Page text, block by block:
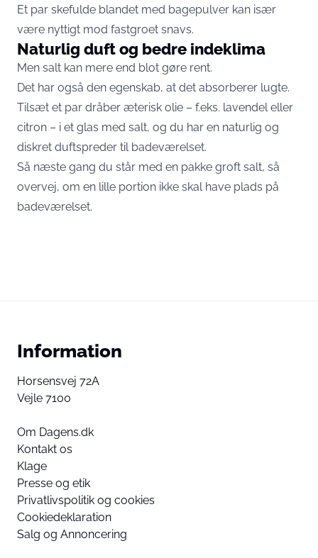
Et par skefulde blandet med bagepulver kan især
være nyttigt mod fastgroet snavs.
Naturlig duft og bedre indeklima
Men salt kan mere end blot gøre rent.
Det har også den egenskab, at det absorberer lugte.
Tilsæt et par dråber æterisk olie – f.eks. lavendel eller
citron – i et glas med salt, og du har en naturlig og
diskret duftspreder til badeværelset.
Så næste gang du står med en pakke groft salt, så
overvej, om en lille portion ikke skal have plads på
badeværelset.
Information
Horsensvej 72A
Vejle 7100
Om Dagens.dk
Kontakt os
Klage
Presse og etik
Privatlivspolitik og cookies
Cookiedeklaration
Salg og Annoncering